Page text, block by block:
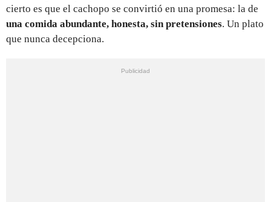
cierto es que el cachopo se convirtió en una promesa: la de
una comida abundante, honesta, sin pretensiones. Un plato
que nunca decepciona.